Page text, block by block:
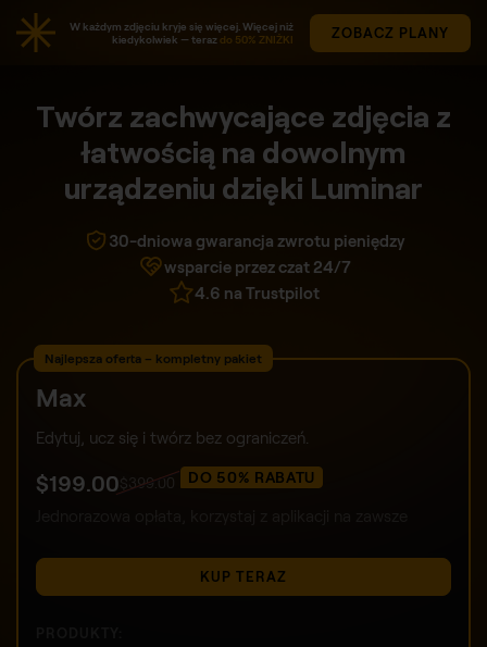
W każdym zdjęciu kryje się więcej. Więcej niż
kiedykolwiek — teraz do 50% ZNIŻKI ZOBACZ PLANY
Twórz zachwycające zdjęcia z
łatwością na dowolnym
urządzeniu dzięki Luminar
30-dniowa gwarancja zwrotu pieniędzy
wsparcie przez czat 24/7
4.6 na Trustpilot
Najlepsza oferta – kompletny pakiet
Max
Edytuj, ucz się i twórz bez ograniczeń.
$199.00 $ 399.00 DO 50% RABATU
KUP TERAZ